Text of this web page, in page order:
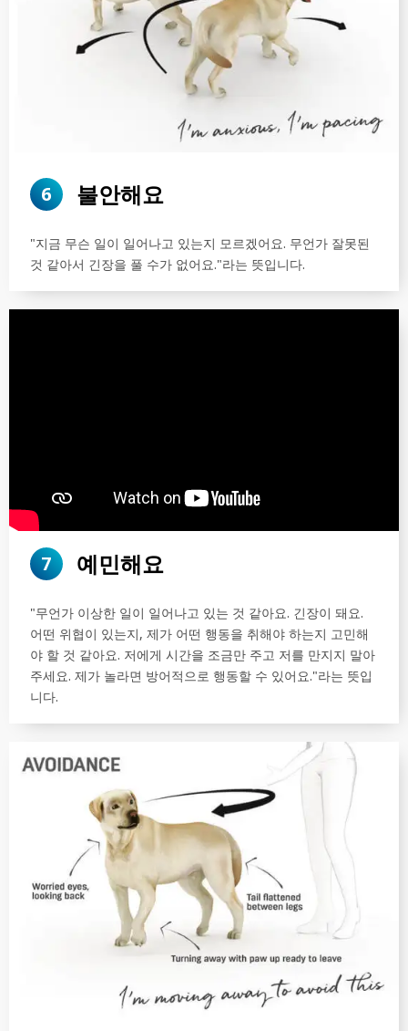
검
색
6 불안해요
"지금 무슨 일이 일어나고 있는지 모르겠어요. 무언가 잘못된
것 같아서 긴장을 풀 수가 없어요."라는 뜻입니다.
7 예민해요
"무언가 이상한 일이 일어나고 있는 것 같아요. 긴장이 돼요.
어떤 위협이 있는지, 제가 어떤 행동을 취해야 하는지 고민해
야 할 것 같아요. 저에게 시간을 조금만 주고 저를 만지지 말아
주세요. 제가 놀라면 방어적으로 행동할 수 있어요."라는 뜻입
니다.